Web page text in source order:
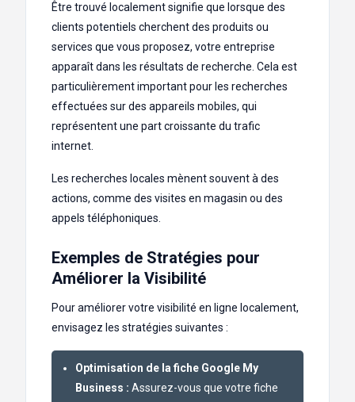
Être trouvé localement signifie que lorsque des
clients potentiels cherchent des produits ou
services que vous proposez, votre entreprise
apparaît dans les résultats de recherche. Cela est
particulièrement important pour les recherches
effectuées sur des appareils mobiles, qui
représentent une part croissante du trafic
internet.
Les recherches locales mènent souvent à des
actions, comme des visites en magasin ou des
appels téléphoniques.
Exemples de Stratégies pour
Améliorer la Visibilité
Pour améliorer votre visibilité en ligne localement,
envisagez les stratégies suivantes :
Optimisation de la fiche Google My
Business : Assurez-vous que votre fiche